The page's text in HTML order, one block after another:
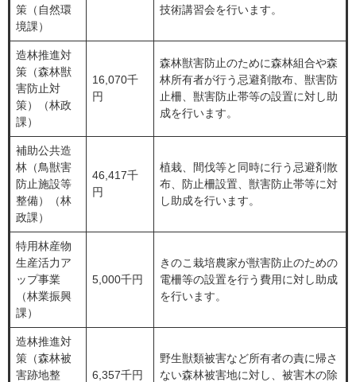
策（自然環
境課）
技術講習会を行います。
造林推進対
策（森林獣
害防止対
策）（林政
課）
16,070千
円
森林獣害防止のために森林組合や森
林所有者が行う忌避剤散布、獣害防
止柵、獣害防止帯等の設置に対し助
成を行います。
補助公共造
林（鳥獣害
防止施設等
整備）（林
政課）
46,417千
円
植栽、間伐等と同時に行う忌避剤散
布、防止柵設置、獣害防止帯等に対
し助成を行います。
特用林産物
生産活力ア
ップ事業
（林業振興
課）
5,000千円
きのこ栽培農家が獣害防止のための
電柵等の設置を行う費用に対し助成
を行います。
造林推進対
策（森林被
害跡地整
6,357千円
野生獣類被害など所有者の責に帰さ
ない森林被害地に対し、被害木の除